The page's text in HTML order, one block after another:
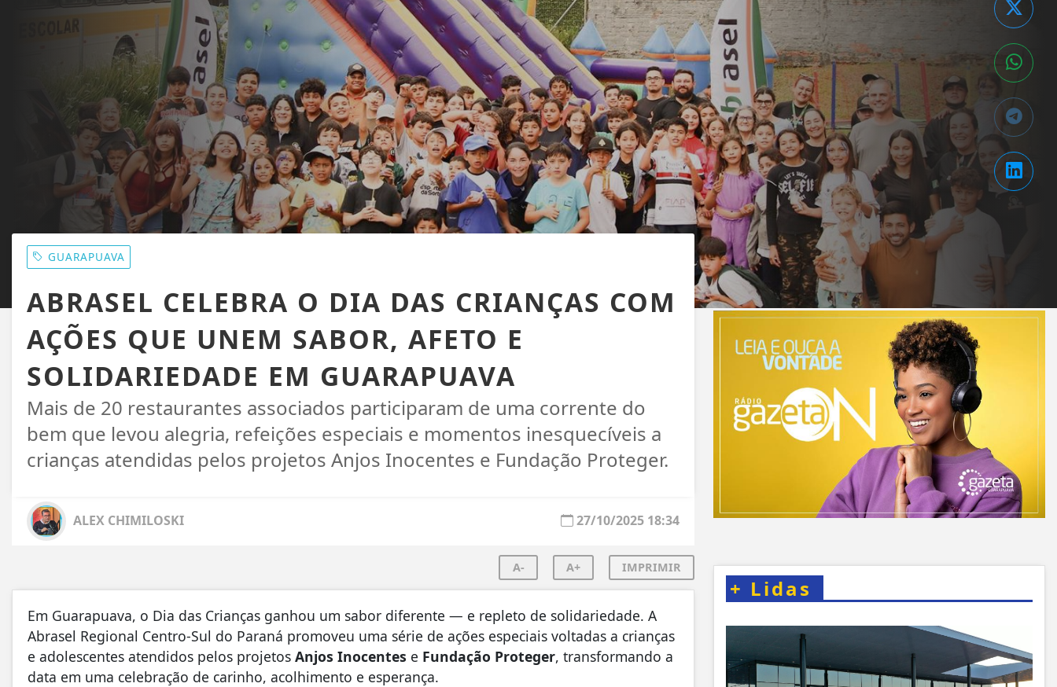
GUARAPUAVA
ABRASEL CELEBRA O DIA DAS CRIANÇAS COM
AÇÕES QUE UNEM SABOR, AFETO E
SOLIDARIEDADE EM GUARAPUAVA
Mais de 20 restaurantes associados participaram de uma corrente do
bem que levou alegria, refeições especiais e momentos inesquecíveis a
crianças atendidas pelos projetos Anjos Inocentes e Fundação Proteger.
ALEX CHIMILOSKI 27/10/2025 18:34
A- A+ IMPRIMIR
Em Guarapuava, o Dia das Crianças ganhou um sabor diferente — e repleto de solidariedade. A
Abrasel Regional Centro-Sul do Paraná promoveu uma série de ações especiais voltadas a crianças
e adolescentes atendidos pelos projetos Anjos Inocentes e Fundação Proteger, transformando a
data em uma celebração de carinho, acolhimento e esperança.
+ Lidas